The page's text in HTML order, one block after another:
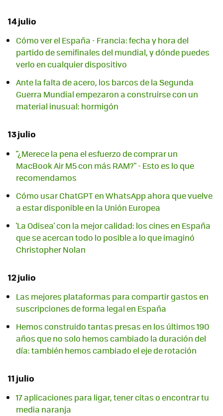
14 julio
Cómo ver el España - Francia: fecha y hora del
partido de semifinales del mundial, y dónde puedes
verlo en cualquier dispositivo
Ante la falta de acero, los barcos de la Segunda
Guerra Mundial empezaron a construirse con un
material inusual: hormigón
13 julio
"¿Merece la pena el esfuerzo de comprar un
MacBook Air M5 con más RAM?" - Esto es lo que
recomendamos
Cómo usar ChatGPT en WhatsApp ahora que vuelve
a estar disponible en la Unión Europea
'La Odisea' con la mejor calidad: los cines en España
que se acercan todo lo posible a lo que imaginó
Christopher Nolan
12 julio
Las mejores plataformas para compartir gastos en
suscripciones de forma legal en España
Hemos construido tantas presas en los últimos 190
años que no solo hemos cambiado la duración del
día: también hemos cambiado el eje de rotación
11 julio
17 aplicaciones para ligar, tener citas o encontrar tu
media naranja